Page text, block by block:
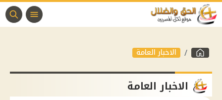
الاخبار العامة
الاخبار العامة